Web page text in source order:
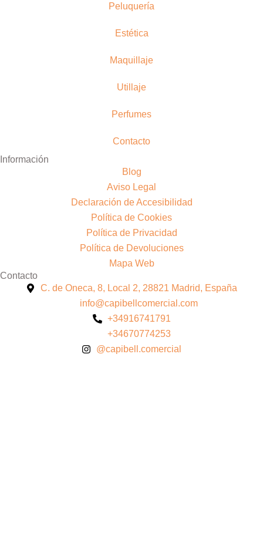
Peluquería
Estética
Maquillaje
Utillaje
Perfumes
Contacto
Información
Blog
Aviso Legal
Declaración de Accesibilidad
Política de Cookies
Política de Privacidad
Política de Devoluciones
Mapa Web
Contacto
C. de Oneca, 8, Local 2, 28821 Madrid, España
info@capibellcomercial.com
+34916741791
+34670774253
@capibell.comercial